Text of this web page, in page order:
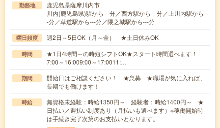
勤務地
鹿児島県薩摩川内市
川内(鹿児島県)駅から---分／西方駅から---分／上川内駅から--
-分／草道駅から---分／隈之城駅から---分
曜日頻度 週2日～5日OK（月～金） ★土日休みOK
時間
★1日4時間～の時短シフトOK★スタート時間選べます！
7:00～16:009:00～17:0011:…
期間
開始日はご相談ください！ ★急募 ★職場が気に入れば、
長期でも働けます！
時給
無資格未経験：時給1350円～ 経験者：時給1400円～ ★
日払い／週払い制度あり（月払いも選べます）※稼働開始時
は手続き完了次第のお支払いとなります。